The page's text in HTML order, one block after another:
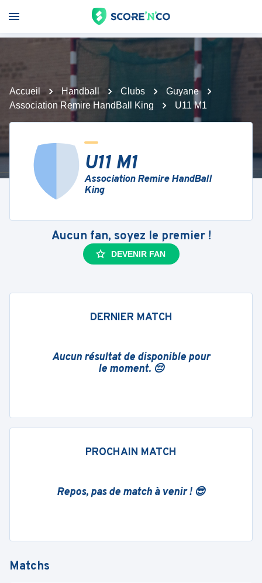
Accueil Handball Clubs
Guyane
Association Remire HandBall King
U11 M1
U11 M1
Association Remire HandBall
King
Aucun fan, soyez le premier !
DEVENIR FAN
DERNIER MATCH
Aucun résultat de disponible pour
le moment. 😔
PROCHAIN MATCH
Repos, pas de match à venir ! 😎
Matchs